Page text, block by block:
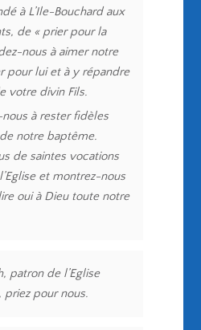
à L’Ile-Bouchard aux
de « prier pour la
nous à aimer notre
pour lui et à y répandre
votre divin Fils.
à rester fidèles
notre baptême.
de saintes vocations
et montrez-nous
oui à Dieu toute notre
patron de l’Eglise
priez pour nous.